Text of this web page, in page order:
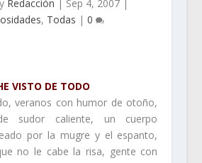
Redacción | Sep 4, 2007|
, Todas | 0
VISTO DE TODO
veranos con humor de otoño,
sudor caliente, un cuerpo
por la mugre y el espanto,
no le cabe la risa, gente con